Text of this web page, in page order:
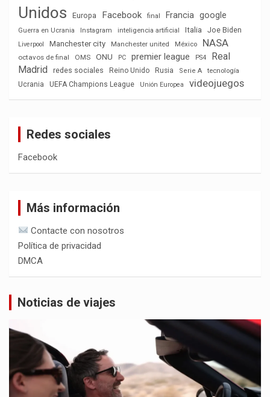
Unidos
Europa Facebook final Francia google
Guerra en Ucrania Instagram inteligencia artificial Italia Joe Biden
Liverpool Manchester city Manchester united México NASA
octavos de final OMS ONU PC premier league PS4
Real
Madrid
redes sociales Reino Unido Rusia Serie A
tecnología
Ucrania
UEFA Champions League Unión Europea videojuegos
Redes sociales
Facebook
Más información
Contacte con nosotros
Política de privacidad
DMCA
Noticias de viajes